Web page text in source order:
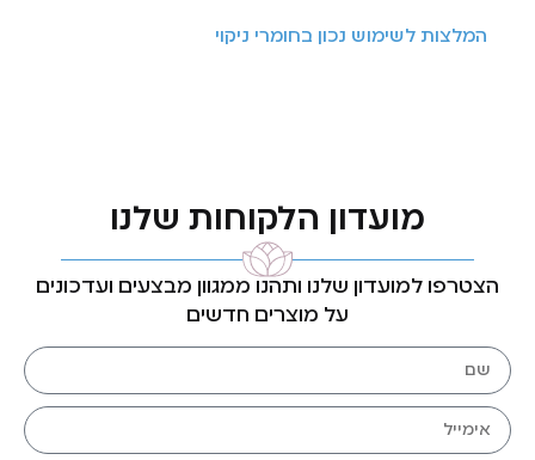
המלצות לשימוש נכון בחומרי ניקוי
מועדון הלקוחות שלנו
הצטרפו למועדון שלנו ותהנו ממגוון מבצעים ועדכונים
על מוצרים חדשים